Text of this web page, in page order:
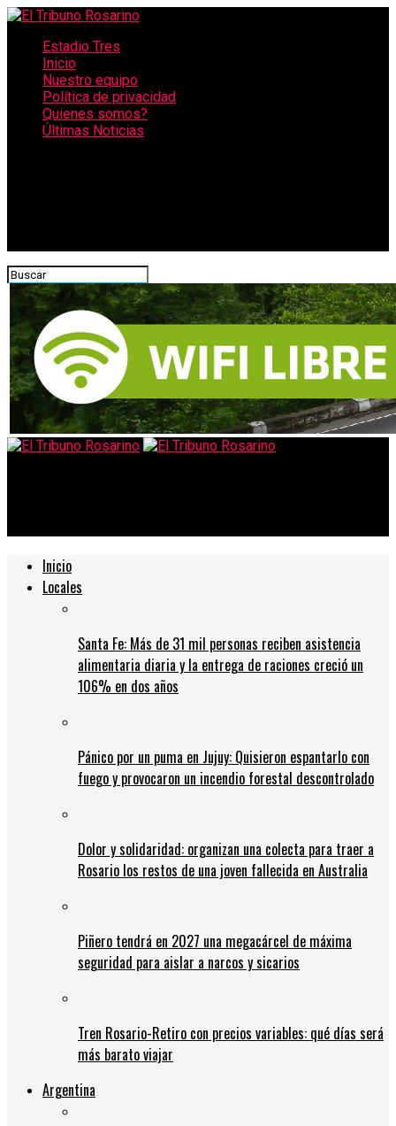
Estadio Tres
Inicio
Nuestro equipo
Política de privacidad
Quienes somos?
Últimas Noticias
Inicio
Locales
Santa Fe: Más de 31 mil personas reciben asistencia
alimentaria diaria y la entrega de raciones creció un
106% en dos años
Pánico por un puma en Jujuy: Quisieron espantarlo con
fuego y provocaron un incendio forestal descontrolado
Dolor y solidaridad: organizan una colecta para traer a
Rosario los restos de una joven fallecida en Australia
Piñero tendrá en 2027 una megacárcel de máxima
seguridad para aislar a narcos y sicarios
Tren Rosario-Retiro con precios variables: qué días será
más barato viajar
Argentina